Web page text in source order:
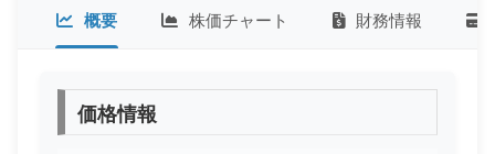
概要 株価チャート 財務情報
価格情報